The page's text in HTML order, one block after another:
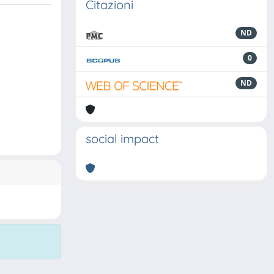
Citazioni
ND
0
ND
social impact